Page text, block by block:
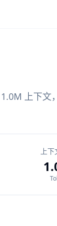
上下文
上